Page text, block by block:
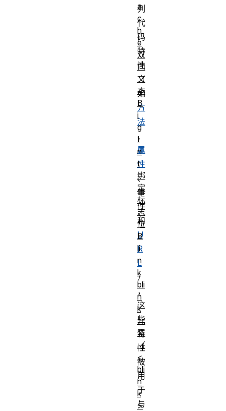
列
代
码
特
性
（
如
方
法
、
属
性
、
事
件
和
U
R
L
）
，
这
些
特
性
被
用
于
与
a
c
h
e
双
向
文
本
B
i
g
I
n
t
绑
定
标
志
位
B
li
n
k
bli
n
k
元
素
（
<
bli
n
k
>